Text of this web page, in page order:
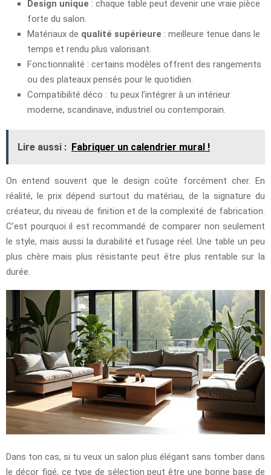
Design unique : chaque table peut devenir une vraie pièce
forte du salon.
Matériaux de qualité supérieure : meilleure tenue dans le
temps et rendu plus valorisant.
Fonctionnalité : certains modèles offrent des rangements
ou des plateaux pensés pour le quotidien.
Compatibilité déco : tu peux l’intégrer à un intérieur
moderne, scandinave, industriel ou contemporain.
Lire aussi : Fabriquer un calendrier mural !
On entend souvent que le design coûte forcément cher. En
réalité, le prix dépend surtout du matériau, de la signature du
créateur, du niveau de finition et de la complexité de fabrication.
C’est pourquoi il est recommandé de comparer non seulement
le style, mais aussi la durabilité et l’usage réel. Une table un peu
plus chère mais plus résistante peut être plus rentable sur la
durée.
Dans ton cas, si tu veux un salon plus élégant sans tomber dans
le décor figé, ce type de sélection peut être une bonne base de